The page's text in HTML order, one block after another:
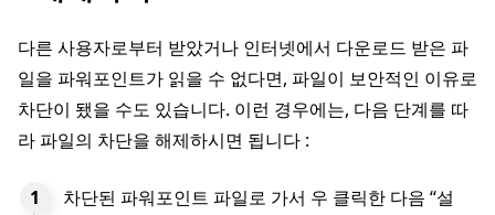
다른 사용자로부터 받았거나 인터넷에서 다운로드 받은 파
일을 파워포인트가 읽을 수 없다면, 파일이 보안적인 이유로
차단이 됐을 수도 있습니다. 이런 경우에는, 다음 단계를 따
라 파일의 차단을 해제하시면 됩니다 :
차단된 파워포인트 파일로 가서 우 클릭한 다음 “설